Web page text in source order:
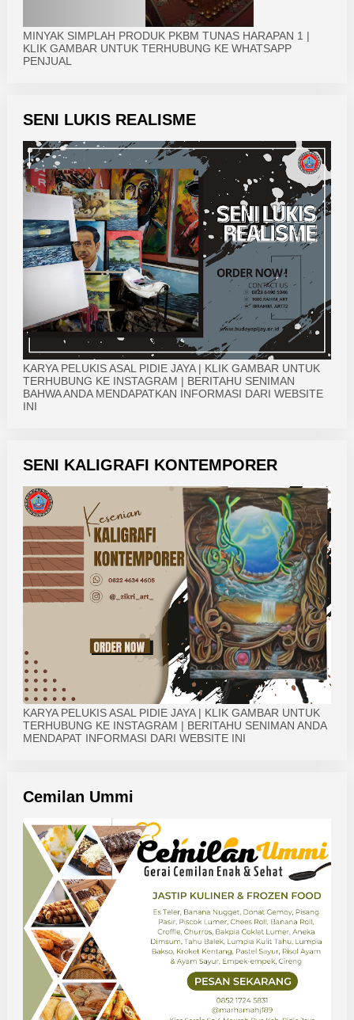
MINYAK SIMPLAH PRODUK PKBM TUNAS HARAPAN 1 |
KLIK GAMBAR UNTUK TERHUBUNG KE WHATSAPP
PENJUAL
SENI LUKIS REALISME
KARYA PELUKIS ASAL PIDIE JAYA | KLIK GAMBAR UNTUK
TERHUBUNG KE INSTAGRAM | BERITAHU SENIMAN
BAHWA ANDA MENDAPATKAN INFORMASI DARI WEBSITE
INI
SENI KALIGRAFI KONTEMPORER
KARYA PELUKIS ASAL PIDIE JAYA | KLIK GAMBAR UNTUK
TERHUBUNG KE INSTAGRAM | BERITAHU SENIMAN ANDA
MENDAPAT INFORMASI DARI WEBSITE INI
Cemilan Ummi